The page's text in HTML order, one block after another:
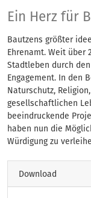
Ein
Ein Herz für
Bautzens größter
Ehrenamt. Weit über
Stadtleben durch
Engagement. In den
Naturschutz,
gesellschaftlichen
beeindruckende
haben nun die
Würdigung zu
Download